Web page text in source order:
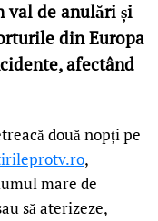
val de anulări și
din Europa
afectând
două nopți pe
,
mare de
să aterizeze,